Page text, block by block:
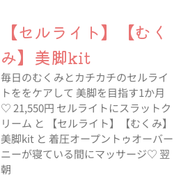
【セルライト】【むく
み】美脚kit
毎日のむくみとカチカチのセルライ
トををケアして 美脚を目指す1か月
♡ 21,550円 セルライトにスラットク
リーム と 【セルライト】【むくみ】
美脚kit と 着圧オープントゥオーバー
ニーが寝ている間にマッサージ♡ 翌
朝